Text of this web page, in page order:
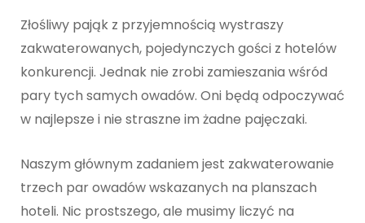
Złośliwy pająk z przyjemnością wystraszy
zakwaterowanych, pojedynczych gości z hotelów
konkurencji. Jednak nie zrobi zamieszania wśród
pary tych samych owadów. Oni będą odpoczywać
w najlepsze i nie straszne im żadne pajęczaki.
Naszym głównym zadaniem jest zakwaterowanie
trzech par owadów wskazanych na planszach
hoteli. Nic prostszego, ale musimy liczyć na